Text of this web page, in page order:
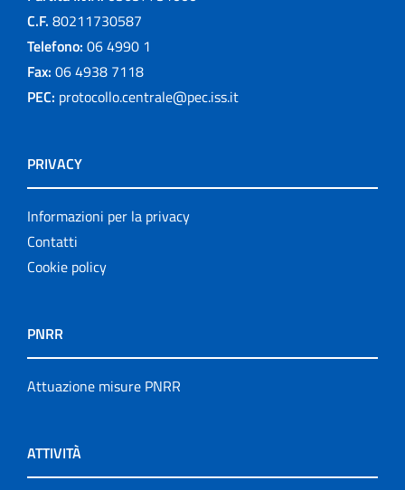
C.F. 80211730587
Telefono: 06 4990 1
Fax: 06 4938 7118
PEC: protocollo.centrale@pec.iss.it
PRIVACY
Informazioni per la privacy
Contatti
Cookie policy
PNRR
Attuazione misure PNRR
ATTIVITÀ